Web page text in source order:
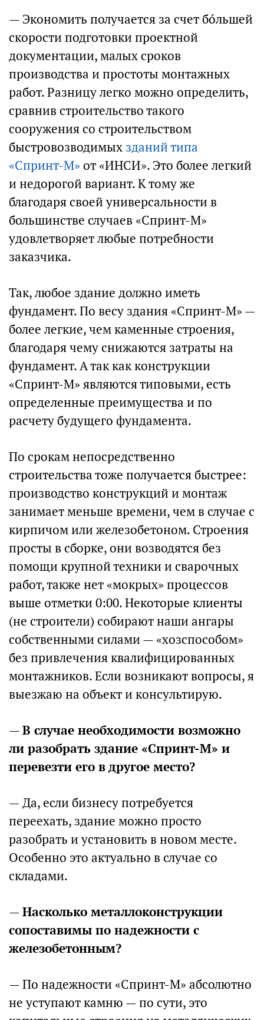
— Экономить получается за счет бóльшей
скорости подготовки проектной
документации, малых сроков
производства и простоты монтажных
работ. Разницу легко можно определить,
сравнив строительство такого
сооружения со строительством
быстровозводимых зданий типа
«Спринт-М»от «ИНСИ». Это более легкий
и недорогой вариант. К тому же
благодаря своей универсальности в
большинстве случаев «Спринт-М»
удовлетворяет любые потребности
заказчика.
Так, любое здание должно иметь
фундамент. По весу здания «Спринт-М» —
более легкие, чем каменные строения,
благодаря чему снижаются затраты на
фундамент. А так как конструкции
«Спринт-М» являются типовыми, есть
определенные преимущества и по
расчету будущего фундамента.
По срокам непосредственно
строительства тоже получается быстрее:
производство конструкций и монтаж
занимает меньше времени, чем в случае с
кирпичом или железобетоном. Строения
просты в сборке, они возводятся без
помощи крупной техники и сварочных
работ, также нет «мокрых» процессов
выше отметки 0:00. Некоторые клиенты
(не строители) собирают наши ангары
собственными силами — «хозспособом»
без привлечения квалифицированных
монтажников. Если возникают вопросы, я
выезжаю на объект и консультирую.
—В случае необходимости возможно
ли разобрать здание «Спринт-М» и
перевезти его в другое место?
— Да, если бизнесу потребуется
переехать, здание можно просто
разобрать и установить в новом месте.
Особенно это актуально в случае со
складами.
—Насколько металлоконструкции
сопоставимы по надежности с
железобетонным?
— По надежности «Спринт-М» абсолютно
не уступают камню — по сути, это